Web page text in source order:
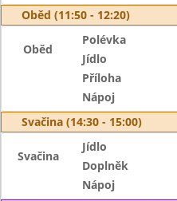
Oběd (11:50 - 12:20)
Oběd
Polévka
Jídlo
Příloha
Nápoj
Svačina (14:30 - 15:00)
Svačina
Jídlo
Doplněk
Nápoj